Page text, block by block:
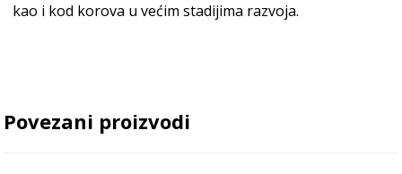
kao i kod korova u većim stadijima razvoja.
Povezani proizvodi